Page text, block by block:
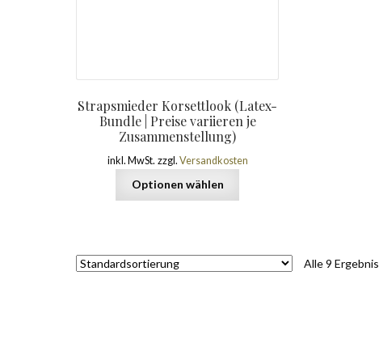
Strapsmieder Korsettlook (Latex-
Bundle | Preise variieren je
Zusammenstellung)
inkl. MwSt. zzgl. Versandkosten
Optionen wählen
Alle 9